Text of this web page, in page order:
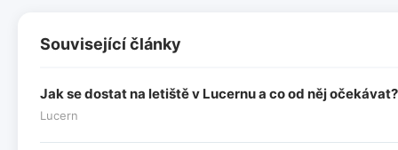
Související články
Jak se dostat na letiště v Lucernu a co od něj očekávat?
Lucern